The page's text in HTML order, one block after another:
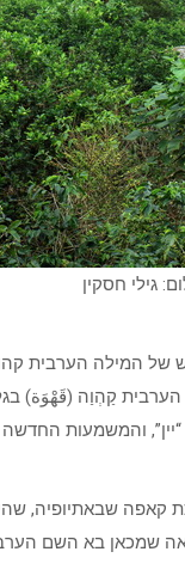
גילי חסקין
של המילה הערבית
קַהְוַה (قَهْوَة)
והמשמעות החדשה
קאפה שבאתיופיה,
שמכאן בא השם